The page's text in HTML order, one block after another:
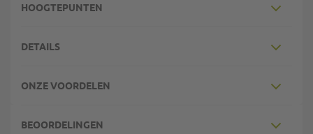
HOOGTEPUNTEN
DETAILS
ONZE VOORDELEN
BEOORDELINGEN